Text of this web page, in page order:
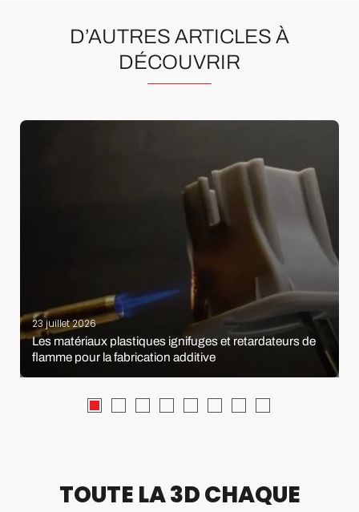
D’AUTRES ARTICLES À
DÉCOUVRIR
23 juillet 2026
Les matériaux plastiques ignifuges et retardateurs de
flamme pour la fabrication additive
TOUTE LA 3D CHAQUE